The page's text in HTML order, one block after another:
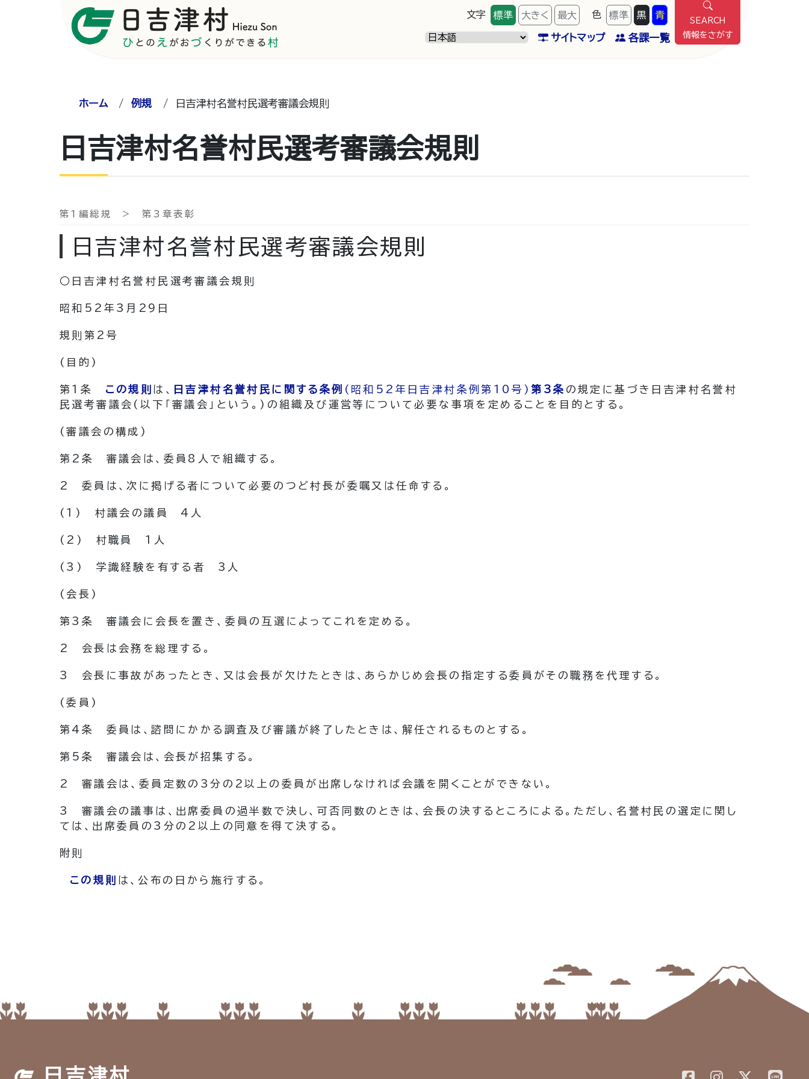
文字 標準 大きく 最大 色 標準 黒 青
サイトマップ 各課一覧
SEARCH
情報をさがす
ホーム /例規 / 日吉津村名誉村民選考審議会規則
日吉津村名誉村民選考審議会規則
第1編総規 > 第3章表彰
日吉津村名誉村民選考審議会規則
○日吉津村名誉村民選考審議会規則
昭和52年3月29日
規則第2号
(目的)
第1条 この規則 は、 日吉津村名誉村民に関する条例 (昭和52年日吉津村条例第10号)第3条 の規定に基づき日吉津村名誉村
民選考審議会 (以下「審議会」という。) の組織及び運営等について必要な事項を定めることを目的とする。
(審議会の構成)
第2条 審議会は、委員8人で組織する。
2 委員は、次に掲げる者について必要のつど村長が委嘱又は任命する。
(1) 村議会の議員 4人
(2) 村職員 1人
(3) 学識経験を有する者 3人
(会長)
第3条 審議会に会長を置き、委員の互選によってこれを定める。
2 会長は会務を総理する。
3 会長に事故があったとき、又は会長が欠けたときは、あらかじめ会長の指定する委員がその職務を代理する。
(委員)
第4条 委員は、諮問にかかる調査及び審議が終了したときは、解任されるものとする。
第5条 審議会は、会長が招集する。
2 審議会は、委員定数の3分の2以上の委員が出席しなければ会議を開くことができない。
3 審議会の議事は、出席委員の過半数で決し、可否同数のときは、会長の決するところによる。 ただし、名誉村民の選定に関し
ては、出席委員の3分の2以上の同意を得て決する。
附 則
この規則 は、公布の日から施行する。